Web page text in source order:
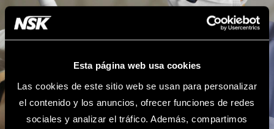
Esta página web usa cookies
Las cookies de este sitio web se usan para personalizar
el contenido y los anuncios, ofrecer funciones de redes
sociales y analizar el tráfico. Además, compartimos
_creamos una fábrica neutra en carbono con cero
_creamos una fábrica neutra en carbono con cero